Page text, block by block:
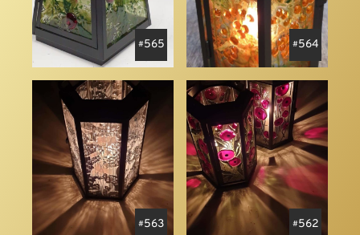
565 564
563 562